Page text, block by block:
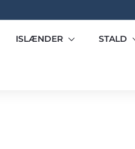
Pause
slideshow
ISLÆNDER STALD